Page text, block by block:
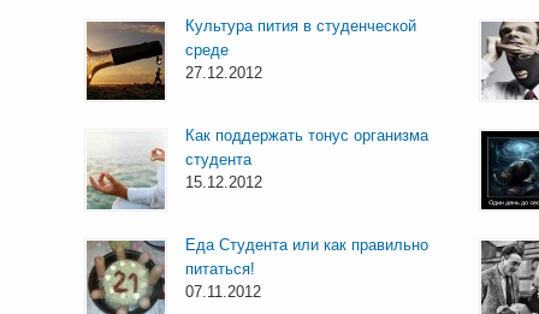
Культура пития в студенческой
среде
27.12.2012
Как поддержать тонус организма
студента
15.12.2012
Еда Студента или как правильно
питаться!
07.11.2012